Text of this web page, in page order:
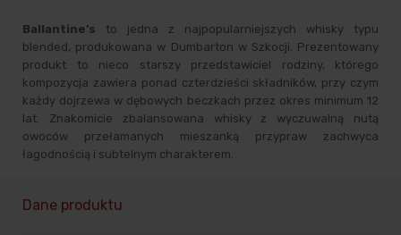
Ballantine’s to jedna z najpopularniejszych whisky typu
blended, produkowana w Dumbarton w Szkocji. Prezentowany
produkt to nieco starszy przedstawiciel rodziny, którego
kompozycja zawiera ponad czterdzieści składników, przy czym
każdy dojrzewa w dębowych beczkach przez okres minimum 12
lat. Znakomicie zbalansowana whisky z wyczuwalną nutą
owoców przełamanych mieszanką przypraw zachwyca
łagodnością i subtelnym charakterem.
Dane produktu